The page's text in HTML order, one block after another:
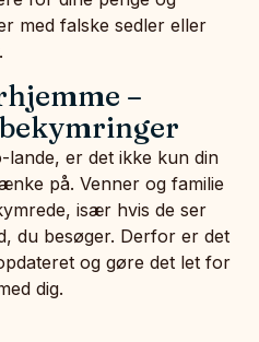
med falske sedler eller
–
er det ikke kun din
på. Venner og familie
især hvis de ser
du besøger. Derfor er det
og gøre det let for
dig.